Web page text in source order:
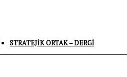
STRATEJIK ORTAK – DERGI